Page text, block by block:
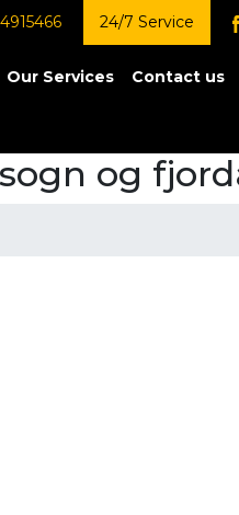
24/7 Service
Our Services Contact us
og